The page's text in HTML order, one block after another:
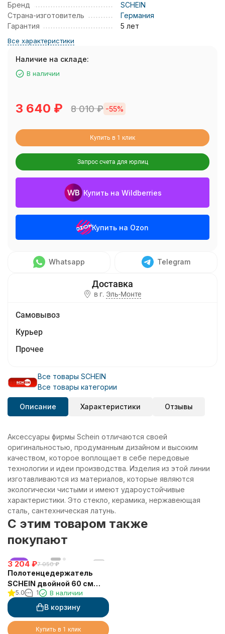
Бренд
SCHEIN
Страна-изготовитель
Германия
Гарантия
5 лет
Все характеристики
Наличие на складе:
В наличии
3 640 ₽ 8 010₽ -55%
Купить в 1 клик
Запрос счета для юрлиц
Купить на Wildberries
Купить на Ozon
Whatsapp Telegram
в г. Эль-Монте
Самовывоз
Курьер
Прочее
Все товары SCHEIN
Все товары категории
Описание Характеристики Отзывы
Аксессуары фирмы Schein отличаются своей
оригинальностью, продуманным дизайном и высоким
качеством, которое воплощает в себе передовые
технологии и идеи производства. Изделия из этой линии
изготавливаются из материалов, которые являются
экологически чистыми и имеют удароустойчивые
характеристики. Это стекло, керамика, нержавеющая
сталь, сантехническая латунь.
C этим товаром также
покупают
хит
3 204 ₽7 050 ₽
Полотенцедержатель
SCHEIN двойной 60 см
(7053040)
5.0 1 В наличии
В корзину
Купить в 1 клик